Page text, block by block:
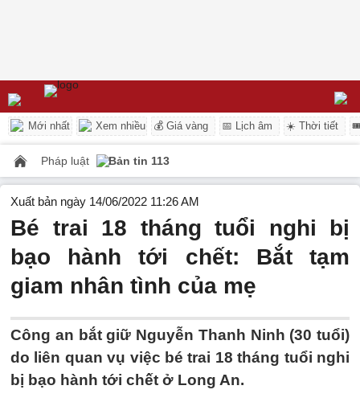
Mới nhất Xem nhiều 💰 Giá vàng 📅 Lịch âm ☀️ Thời tiết
Pháp luật Bản tin 113
Xuất bản ngày 14/06/2022 11:26 AM
Bé trai 18 tháng tuổi nghi bị
bạo hành tới chết: Bắt tạm
giam nhân tình của mẹ
Công an bắt giữ Nguyễn Thanh Ninh (30 tuổi)
do liên quan vụ việc bé trai 18 tháng tuổi nghi
bị bạo hành tới chết ở Long An.